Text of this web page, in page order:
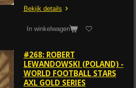
Bekijk details
In winkelwagen
#268: ROBERT
LEWANDOWSKI (POLAND) -
WORLD FOOTBALL STARS
AXL GOLD SERIES